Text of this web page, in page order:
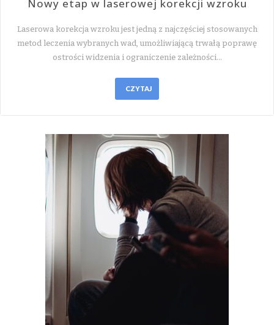
Nowy etap w laserowej korekcji wzroku
Laserowa korekcja wzroku jest jedną z najczęściej stosowanych
metod leczenia wybranych wad, umożliwiającą trwałą poprawę
ostrości widzenia i ograniczenie zależności…
CZYTAJ